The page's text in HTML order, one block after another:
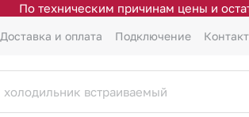
По техническим причинам цены и
Доставка и оплата Подключение